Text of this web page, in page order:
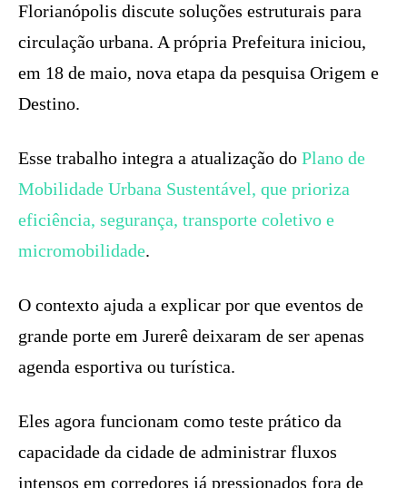
Florianópolis discute soluções estruturais para
circulação urbana. A própria Prefeitura iniciou,
em 18 de maio, nova etapa da pesquisa Origem e
Destino.
Esse trabalho integra a atualização do Plano de
Mobilidade Urbana Sustentável, que prioriza
eficiência, segurança, transporte coletivo e
micromobilidade.
O contexto ajuda a explicar por que eventos de
grande porte em Jurerê deixaram de ser apenas
agenda esportiva ou turística.
Eles agora funcionam como teste prático da
capacidade da cidade de administrar fluxos
intensos em corredores já pressionados fora de